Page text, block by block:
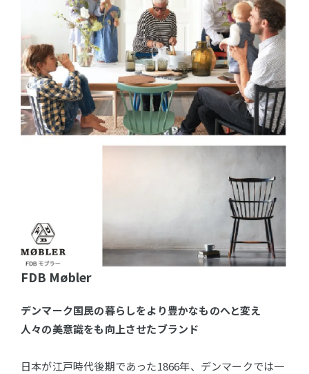
FDB Møbler
デンマーク国民の暮らしをより豊かなものへと変え
人々の美意識をも向上させたブランド
日本が江戸時代後期であった1866年、デンマークでは一